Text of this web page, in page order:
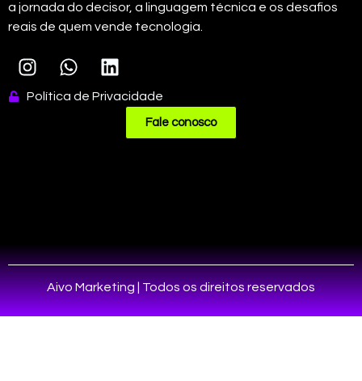
a jornada do decisor, a linguagem técnica e os desafios
reais de quem vende tecnologia.
Política de Privacidade
Fale conosco
Aivo Marketing | Todos os direitos reservados